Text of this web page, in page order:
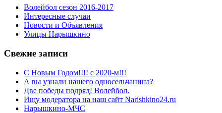
Волейбол сезон 2016-2017
Интересные случаи
Новости и Объявления
Улицы Нарышкино
Свежие записи
С Новым Годом!!!! с 2020-м!!!
А вы узнали нашего односельчанина?
Две победы подряд! Волейбол.
Ищу модератора на наш сайт Narishkino24.ru
Нарышкино-МЧС